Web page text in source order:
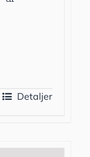
Detaljer